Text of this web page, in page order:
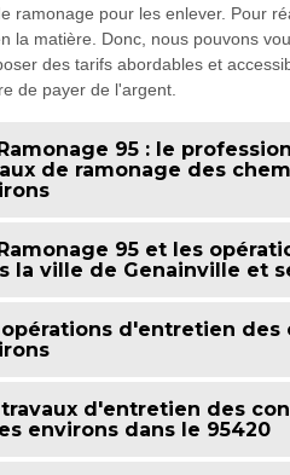
ramonage pour les enlever. Pour
la matière. Donc, nous pouvons
des tarifs abordables et
de payer de l'argent.
95 : le
de ramonage des
95 et les
la ville de Genainville et
opérations d'entretien des
travaux d'entretien des
environs dans le 95420